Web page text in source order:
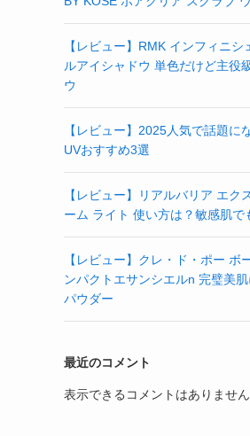
【レビュー】RMK インフィニシ
ルアイシャドウ 単色だけど主役
ウ
【レビュー】2025人気で話題に
UVおすすめ3選
【レビュー】リアルバリア エク
ーム ライト 使い方は？敏感肌で
【レビュー】クレ・ド・ポー ボ
ンパクトエサンシエルn 完璧美
パウダー
最近のコメント
表示できるコメントはありません